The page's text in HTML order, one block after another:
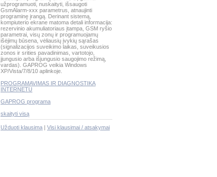
užprogramuoti, nuskaityti, išsaugoti
GsmAlarm-xxx parametrus, atnaujinti
programinę įrangą. Derinant sistemą,
kompiuterio ekrane matoma detali informacija:
rezervinio akumuliatoriaus įtampa, GSM ryšio
parametrai, visų zonų ir programuojamų
išėjimų būsena, vėliausių įvykių sąrašas
(signalizacijos suveikimo laikas, suveikusios
zonos ir srities pavadinimas, vartotojo,
įjungusio arba išjungusio saugojimo režimą,
vardas). GAPROG veikia Windows
XP/Vista/7/8/10 aplinkoje.
PROGRAMAVIMAS IR DIAGNOSTIKA
INTERNETU
GAPROG programa
skaityti visą
Užduoti klausimą | Visi klausimai / atsakymai